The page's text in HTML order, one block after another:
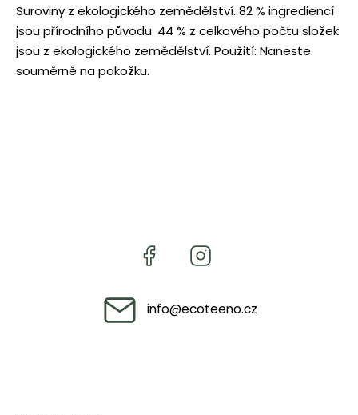
Suroviny z ekologického zemědělství. 82 % ingrediencí
jsou přírodního původu. 44 % z celkového počtu složek
jsou z ekologického zemědělství. Použití: Naneste
souměrně na pokožku.
info@ecoteeno.cz